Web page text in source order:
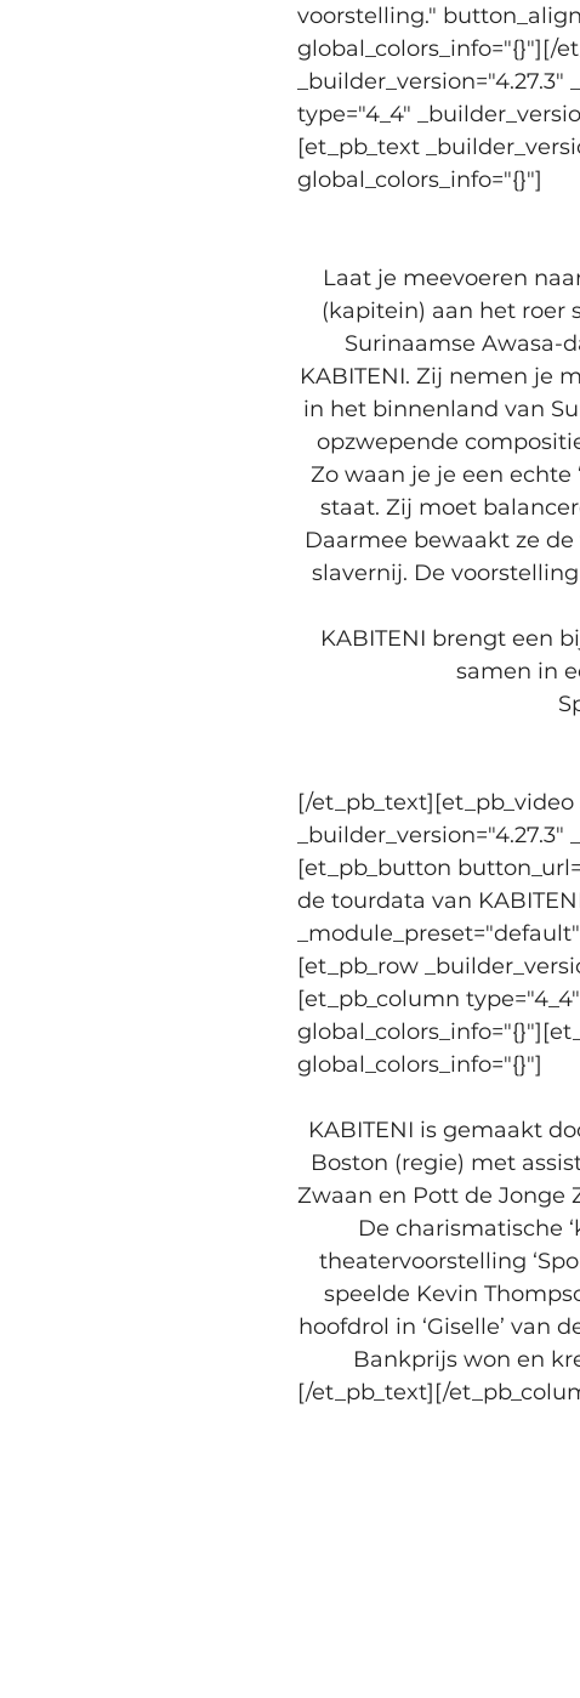
voorstelling."
global_colors_info="{}"][/
type="4_4"
[et_pb_text
global_colors_info="{}"]
Laat je meevoeren
(kapitein) aan het roer
Surinaamse Awasa-
KABITENI. Zij nemen je
in het binnenland van
opzwepende
Zo waan je je een echte
staat. Zij moet
Daarmee bewaakt ze
slavernij. De
KABITENI brengt een
samen in
[/
[et_pb_button
de tourdata van
[et_pb_row
[et_pb_column
global_colors_info="{}"]
KABITENI is gemaakt
Boston (regie) met
Zwaan en Pott de Jonge
De charismatische
theatervoorstelling
speelde Kevin
hoofdrol in ‘Giselle’ van
Bankprijs won en
[/et_pb_text][/